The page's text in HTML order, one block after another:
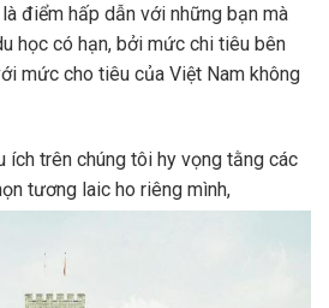
điểm hấp dẫn với những bạn mà
học có hạn, bởi mức chi tiêu bên
mức cho tiêu của Việt Nam không
ích trên chúng tôi hy vọng tằng các
tương laic ho riêng mình,